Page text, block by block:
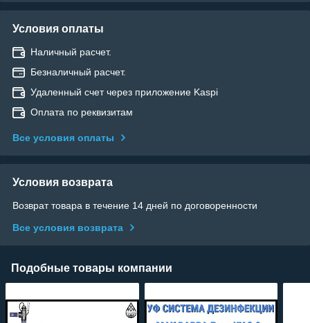
Условия оплаты
Наличный расчет.
Безналичный расчет.
Удаленный счет через приложение Kaspi
Оплата по реквизитам
Все условия оплаты
Условия возврата
Возврат товара в течение 14 дней по договоренности
Все условия возврата
Подобные товары компании